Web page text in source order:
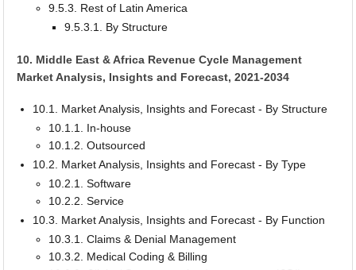
9.5.3. Rest of Latin America
9.5.3.1. By Structure
10. Middle East & Africa Revenue Cycle Management
Market Analysis, Insights and Forecast, 2021-2034
10.1. Market Analysis, Insights and Forecast - By Structure
10.1.1. In-house
10.1.2. Outsourced
10.2. Market Analysis, Insights and Forecast - By Type
10.2.1. Software
10.2.2. Service
10.3. Market Analysis, Insights and Forecast - By Function
10.3.1. Claims & Denial Management
10.3.2. Medical Coding & Billing